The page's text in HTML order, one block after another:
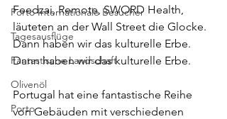
Porto Internationale Besucher
Tagesausflüge
Fantastische Landschaft
Olivenöl
Porto
Feedzai, Remote, SWORD Health,
läuteten an der Wall Street die Glocke.
Dann haben wir das kulturelle Erbe.
Dann haben wir das kulturelle Erbe.
Portugal hat eine fantastische Reihe
von Gebäuden mit verschiedenen